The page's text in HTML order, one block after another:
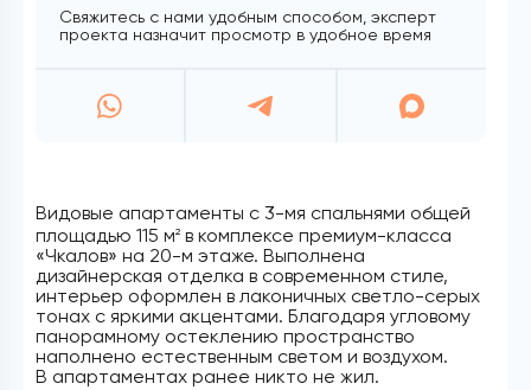
Видовые апартаменты с 3-мя спальнями общей
площадью 115 м2 в комплексе премиум-класса
«Чкалов» на 20-м этаже. Выполнена
дизайнерская отделка в современном стиле,
интерьер оформлен в лаконичных светло-серых
тонах с яркими акцентами. Благодаря угловому
панорамному остеклению пространство
наполнено естественным светом и воздухом.
В апартаментах ранее никто не жил.
Свяжитесь с нами удобным способом, эксперт
проекта назначит просмотр в удобное время